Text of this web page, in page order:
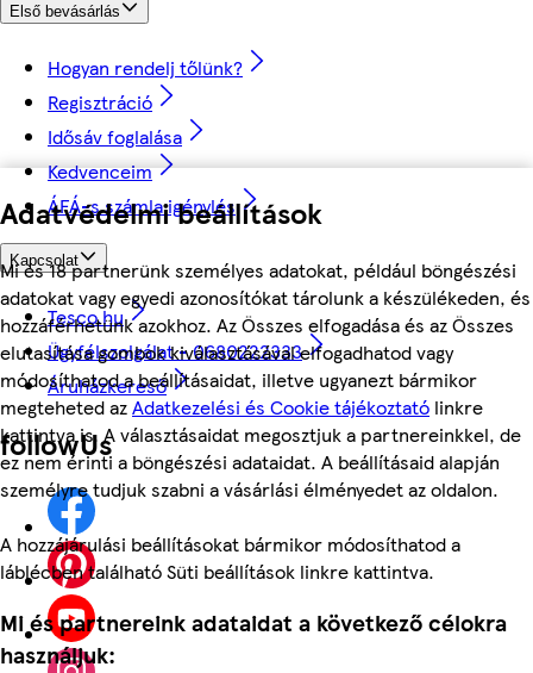
Adatvédelmi beállítások
Mi és 18 partnerünk személyes adatokat, például böngészési
adatokat vagy egyedi azonosítókat tárolunk a készülékeden, és
hozzáférhetünk azokhoz. Az Összes elfogadása és az Összes
elutasítása gombok kiválasztásával elfogadhatod vagy
módosíthatod a beállításaidat, illetve ugyanezt bármikor
megteheted azAdatkezelési és Cookie tájékoztató linkre
kattintva is. A választásaidat megosztjuk a partnereinkkel, de
ez nem érinti a böngészési adataidat. A beállításaid alapján
személyre tudjuk szabni a vásárlási élményedet az oldalon.
A hozzájárulási beállításokat bármikor módosíthatod a
láblécben található Süti beállítások linkre kattintva.
Mi és partnereink adataidat a következő célokra
használjuk:
Első bevásárlás
Hogyan rendelj tőlünk?
Regisztráció
Idősáv foglalása
Kedvenceim
ÁFÁ-s számla igénylés
Kapcsolat
Tesco.hu
Ügyfélszolgálat - 0680222333
Áruházkereső
followUs